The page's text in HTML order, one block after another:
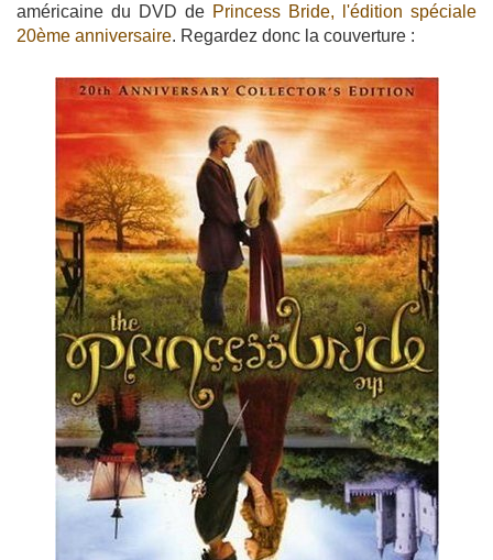
américaine du DVD de Princess Bride, l'édition spéciale
20ème anniversaire. Regardez donc la couverture :